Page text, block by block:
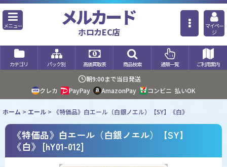
メニュー メルカード
ホロカEC店
マイペー
ジ
カテゴリ パック別 高価買取表 商品検索 通販一覧 ご利用案内
朝9:00まで当日発送
クレカ
PayPay AmazonPay コンビニ 払いOK
ホーム > エール > 《特価品》白エール（白銀ノエル）【SY】《白》
《特価品》白エール（白銀ノエル）【SY】
《白》 [hY01-012]